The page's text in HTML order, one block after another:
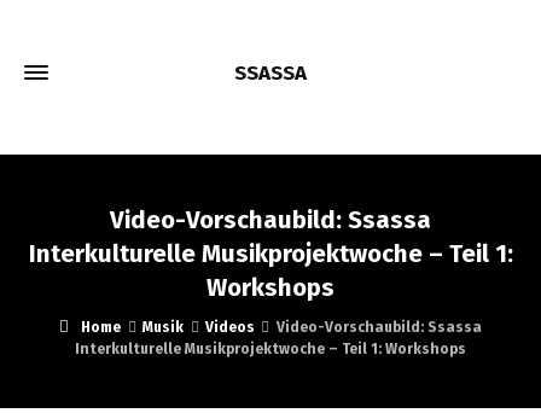
SSASSA
Video-Vorschaubild: Ssassa
Interkulturelle Musikprojektwoche – Teil 1:
Workshops
Home Musik Videos
Video-Vorschaubild: Ssassa
Interkulturelle Musikprojektwoche – Teil 1: Workshops